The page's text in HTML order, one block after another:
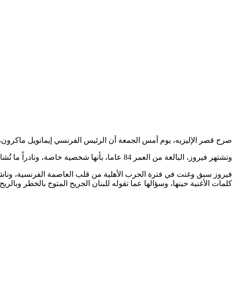
صرح قصر الإليزيه، يوم أمس الجمعة أن الرئيس الفرنسي إيمانويل ماكرون،
وتشتهر فيروز، البالغة من العمر 84 عاما، بأنها شخصية خاصة، ونادراً ما تُشاهد في الأماكن العامة، لكن طوال مسيرتها المهنية أثارت إعجاب معجبيها بأغانيها عن الحب والإشادة بجمال بلدها المضطرب سياسيا.
فيروز سبق وغنت في فترة الحرب الأهلية من قلب العاصمة الفرنسية،
كلمات الأغنية حينها، وسؤالها عما تقوله للبنان الجريح المتوج بالخطر